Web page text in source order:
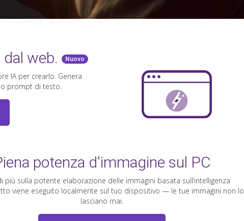
web. Nuovo
IA per crearlo. Genera
prompt di testo.
potenza d'immagine sul PC
più sulla potente elaborazione delle immagini basata sull’intelligenza
viene eseguito localmente sul tuo dispositivo — le tue immagini non lo
lasciano mai.